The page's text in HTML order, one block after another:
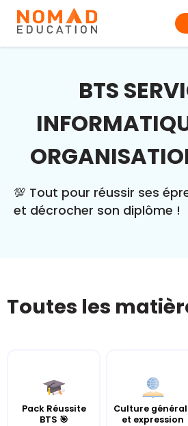
BTS
💯 Tout pour réussir ses
et décrocher son diplôme !
Toutes les
Pack Réussite
BTS 🎯
Culture
et expression